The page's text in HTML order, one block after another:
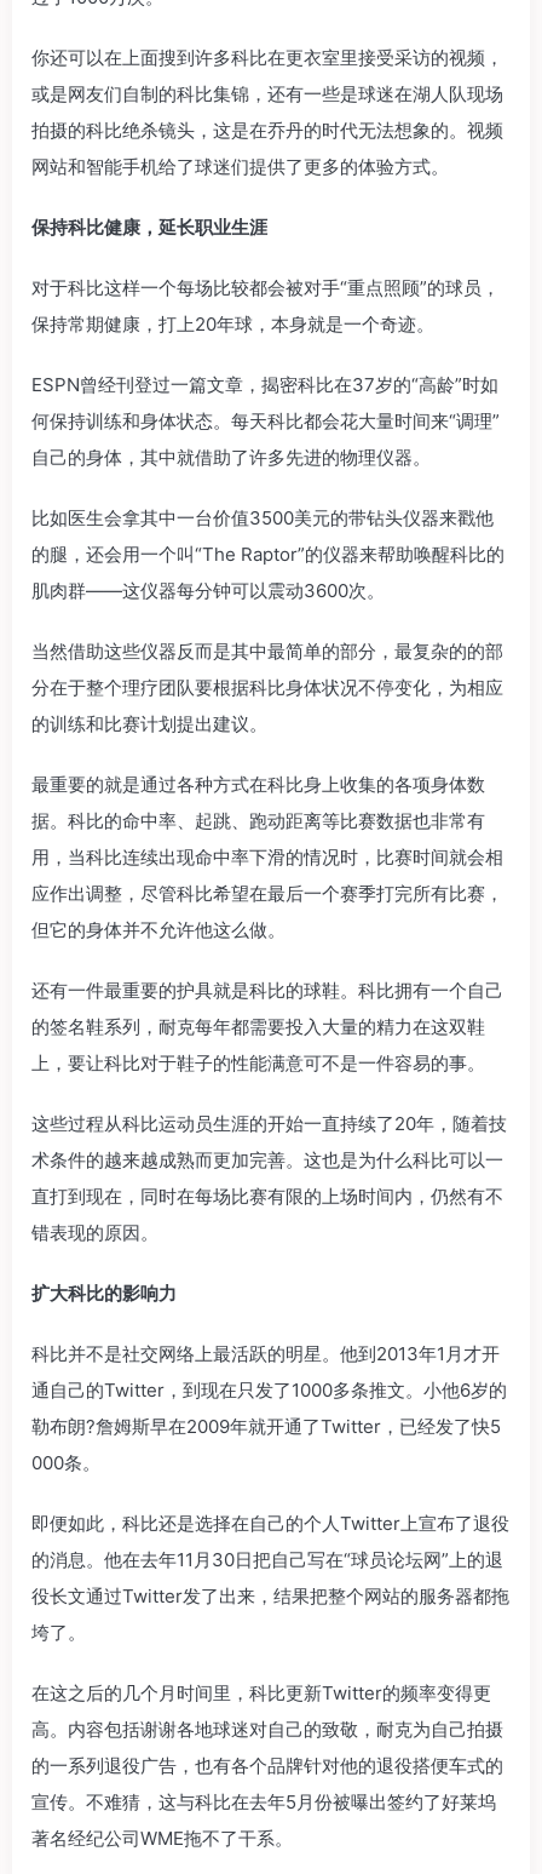
你还可以在上面搜到许多科比在更衣室里接受采访的视频，
或是网友们自制的科比集锦，还有一些是球迷在湖人队现场
拍摄的科比绝杀镜头，这是在乔丹的时代无法想象的。视频
网站和智能手机给了球迷们提供了更多的体验方式。
保持科比健康，延长职业生涯
对于科比这样一个每场比较都会被对手“重点照顾”的球员，
保持常期健康，打上20年球，本身就是一个奇迹。
ESPN曾经刊登过一篇文章，揭密科比在37岁的“高龄”时如
何保持训练和身体状态。每天科比都会花大量时间来“调理”
自己的身体，其中就借助了许多先进的物理仪器。
比如医生会拿其中一台价值3500美元的带钻头仪器来戳他
的腿，还会用一个叫“The Raptor”的仪器来帮助唤醒科比的
肌肉群——这仪器每分钟可以震动3600次。
当然借助这些仪器反而是其中最简单的部分，最复杂的的部
分在于整个理疗团队要根据科比身体状况不停变化，为相应
的训练和比赛计划提出建议。
最重要的就是通过各种方式在科比身上收集的各项身体数
据。科比的命中率、起跳、跑动距离等比赛数据也非常有
用，当科比连续出现命中率下滑的情况时，比赛时间就会相
应作出调整，尽管科比希望在最后一个赛季打完所有比赛，
但它的身体并不允许他这么做。
还有一件最重要的护具就是科比的球鞋。科比拥有一个自己
的签名鞋系列，耐克每年都需要投入大量的精力在这双鞋
上，要让科比对于鞋子的性能满意可不是一件容易的事。
这些过程从科比运动员生涯的开始一直持续了20年，随着技
术条件的越来越成熟而更加完善。这也是为什么科比可以一
直打到现在，同时在每场比赛有限的上场时间内，仍然有不
错表现的原因。
扩大科比的影响力
科比并不是社交网络上最活跃的明星。他到2013年1月才开
通自己的Twitter，到现在只发了1000多条推文。小他6岁的
勒布朗?詹姆斯早在2009年就开通了Twitter，已经发了快5
000条。
即便如此，科比还是选择在自己的个人Twitter上宣布了退役
的消息。他在去年11月30日把自己写在“球员论坛网”上的退
役长文通过Twitter发了出来，结果把整个网站的服务器都拖
垮了。
在这之后的几个月时间里，科比更新Twitter的频率变得更
高。内容包括谢谢各地球迷对自己的致敬，耐克为自己拍摄
的一系列退役广告，也有各个品牌针对他的退役搭便车式的
宣传。不难猜，这与科比在去年5月份被曝出签约了好莱坞
著名经纪公司WME拖不了干系。